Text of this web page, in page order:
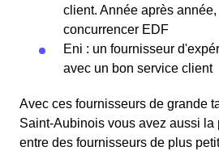
client. Année après
concurrencer EDF
Eni : un fournisseur
avec un bon service client
Avec ces fournisseurs de grande
Saint-Aubinois vous avez aussi
entre des fournisseurs de plus